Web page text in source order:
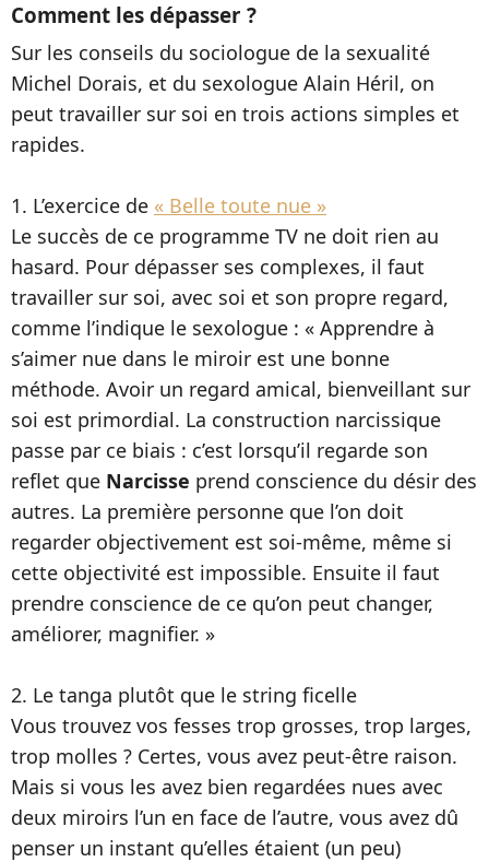
Comment les dépasser ?
Sur les conseils du sociologue de la sexualité
Michel Dorais, et du sexologue Alain Héril, on
peut travailler sur soi en trois actions simples et
rapides.
1. L’exercice de « Belle toute nue »
Le succès de ce programme TV ne doit rien au
hasard. Pour dépasser ses complexes, il faut
travailler sur soi, avec soi et son propre regard,
comme l’indique le sexologue : « Apprendre à
s’aimer nue dans le miroir est une bonne
méthode. Avoir un regard amical, bienveillant sur
soi est primordial. La construction narcissique
passe par ce biais : c’est lorsqu’il regarde son
reflet que Narcisse prend conscience du désir des
autres. La première personne que l’on doit
regarder objectivement est soi-même, même si
cette objectivité est impossible. Ensuite il faut
prendre conscience de ce qu’on peut changer,
améliorer, magnifier. »
2. Le tanga plutôt que le string ficelle
Vous trouvez vos fesses trop grosses, trop larges,
trop molles ? Certes, vous avez peut-être raison.
Mais si vous les avez bien regardées nues avec
deux miroirs l’un en face de l’autre, vous avez dû
penser un instant qu’elles étaient (un peu)